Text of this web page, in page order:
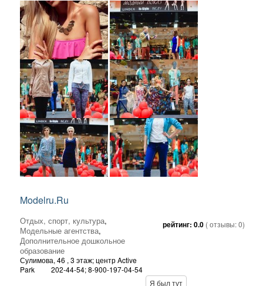
Modelru.Ru
Отдых, спорт, культура,
Модельные агентства,
Дополнительное дошкольное
образование
Сулимова, 46 , 3 этаж; центр Active
Park
202-44-54; 8-900-197-04-54
рейтинг: 0.0 ( отзывы:0)
Я был тут